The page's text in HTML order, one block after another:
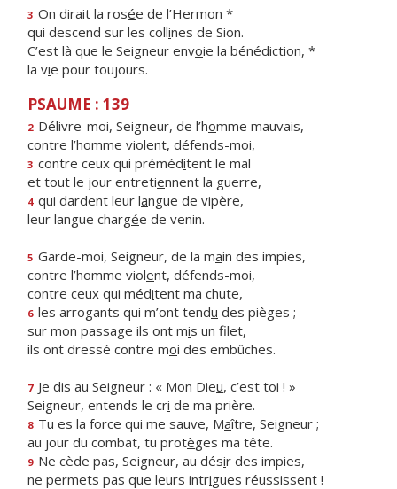
3 On dirait la rosée de l’Hermon *
qui descend sur les collines de Sion.
C’est là que le Seigneur envoie la bénédiction, *
la vie pour toujours.
PSAUME : 139
2 Délivre-moi, Seigneur, de l’homme mauvais,
contre l’homme violent, défends-moi,
3 contre ceux qui préméditent le mal
et tout le jour entretiennent la guerre,
4 qui dardent leur langue de vipère,
leur langue chargée de venin.
5 Garde-moi, Seigneur, de la main des impies,
contre l’homme violent, défends-moi,
contre ceux qui méditent ma chute,
6 les arrogants qui m’ont tendu des pièges ;
sur mon passage ils ont mis un filet,
ils ont dressé contre moi des embûches.
7 Je dis au Seigneur : « Mon Dieu, c’est toi ! »
Seigneur, entends le cri de ma prière.
8 Tu es la force qui me sauve, Maître, Seigneur ;
au jour du combat, tu protèges ma tête.
9 Ne cède pas, Seigneur, au désir des impies,
ne permets pas que leurs intrigues réussissent !